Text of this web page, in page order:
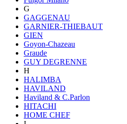
G
GAGGENAU
GARNIER-THIEBAUT
GIEN
Goyon-Chazeau
Graude
GUY DEGRENNE
H
HALIMBA
HAVILAND
Haviland & C.Parlon
HITACHI
HOME CHEF